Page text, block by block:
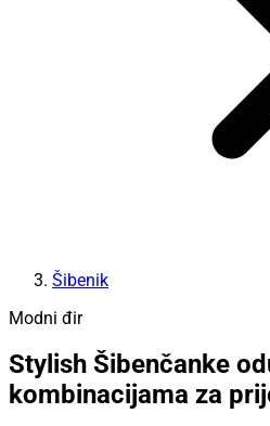
Šibenik
Modni đir
Stylish Šibenčanke
kombinacijama za